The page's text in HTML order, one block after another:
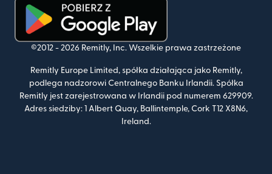
(otwiera się w nowym oknie)
©2012 - 2026 Remitly, Inc. Wszelkie prawa zastrzeżone
Remitly Europe Limited, spółka działająca jako Remitly,
podlega nadzorowi Centralnego Banku Irlandii. Spółka
Remitly jest zarejestrowana w Irlandii pod numerem 629909.
Adres siedziby: 1 Albert Quay, Ballintemple, Cork T12 X8N6,
Ireland.